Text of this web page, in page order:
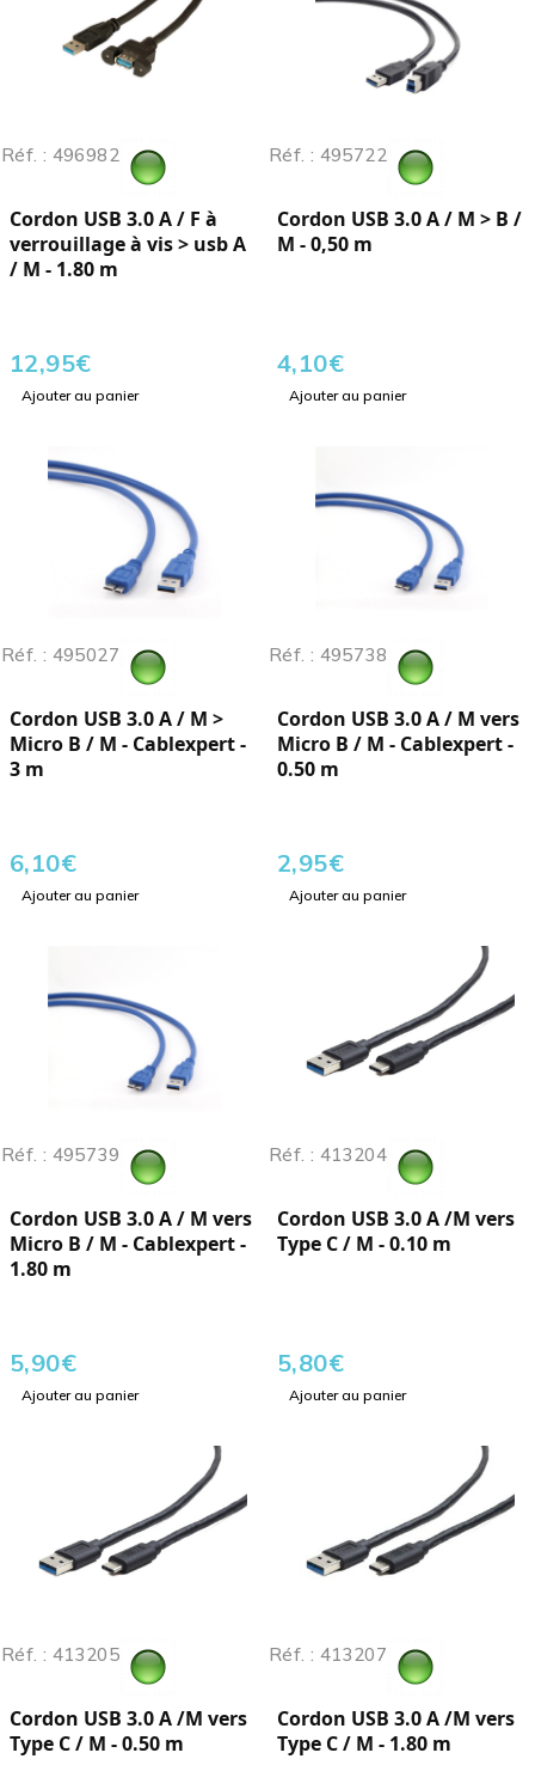
Réf. : 496982
Cordon USB 3.0 A / F à
verrouillage à vis > usb A
/ M - 1.80 m
12,95€
Ajouter au panier
Réf. : 495722
Cordon USB 3.0 A / M > B /
M - 0,50 m
4,10€
Ajouter au panier
Réf. : 495027
Cordon USB 3.0 A / M >
Micro B / M - Cablexpert -
3 m
6,10€
Ajouter au panier
Réf. : 495738
Cordon USB 3.0 A / M vers
Micro B / M - Cablexpert -
0.50 m
2,95€
Ajouter au panier
Réf. : 495739
Cordon USB 3.0 A / M vers
Micro B / M - Cablexpert -
1.80 m
5,90€
Ajouter au panier
Réf. : 413204
Cordon USB 3.0 A /M vers
Type C / M - 0.10 m
5,80€
Ajouter au panier
Réf. : 413205
Cordon USB 3.0 A /M vers
Type C / M - 0.50 m
Réf. : 413207
Cordon USB 3.0 A /M vers
Type C / M - 1.80 m